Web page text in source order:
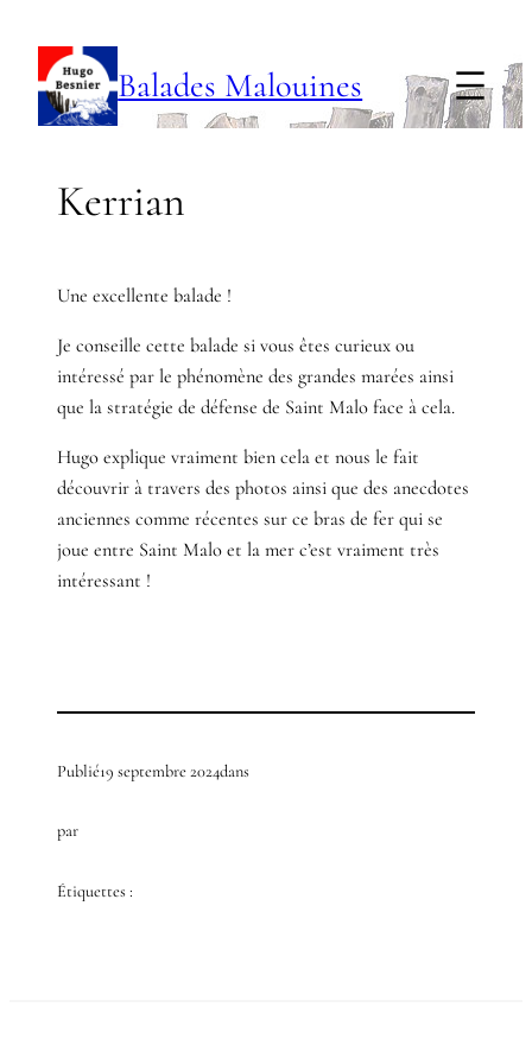
contenu
Balades Malouines
Kerrian
Une excellente balade !
Je conseille cette balade si vous êtes curieux ou
intéressé par le phénomène des grandes marées ainsi
que la stratégie de défense de Saint Malo face à cela.
Hugo explique vraiment bien cela et nous le fait
découvrir à travers des photos ainsi que des anecdotes
anciennes comme récentes sur ce bras de fer qui se
joue entre Saint Malo et la mer c’est vraiment très
intéressant !
Publié19 septembre 2024dans
par
Étiquettes :